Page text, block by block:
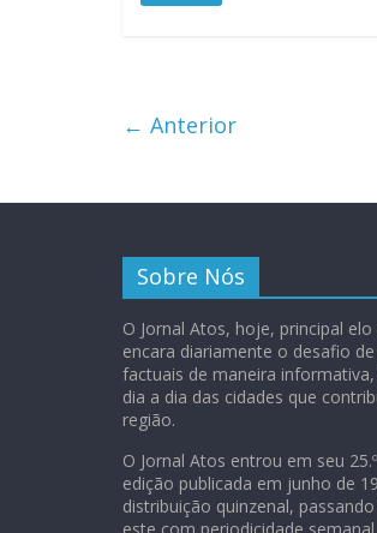
← Anterior
Sobre Nós
O Jornal Atos, hoje, principal
encara diariamente o desafio
factuais de maneira
dia a dia das cidades que
região.
O Jornal Atos entrou em seu
edição publicada em junho de
distribuição quinzenal,